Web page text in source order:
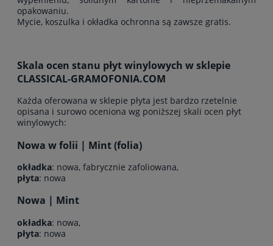
opakowaniu.
Mycie, koszulka i okładka ochronna są zawsze gratis.
Skala ocen stanu płyt winylowych w sklepie
CLASSICAL-GRAMOFONIA.COM
Każda oferowana w sklepie płyta jest bardzo rzetelnie
opisana i surowo oceniona wg poniższej skali ocen płyt
winylowych:
Nowa w folii | Mint (folia)
okładka: nowa, fabrycznie zafoliowana,
płyta: nowa
Nowa | Mint
okładka: nowa,
płyta: nowa